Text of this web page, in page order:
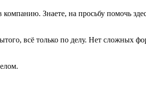
Знаете, на просьбу помочь
всё только по делу. Нет сложных